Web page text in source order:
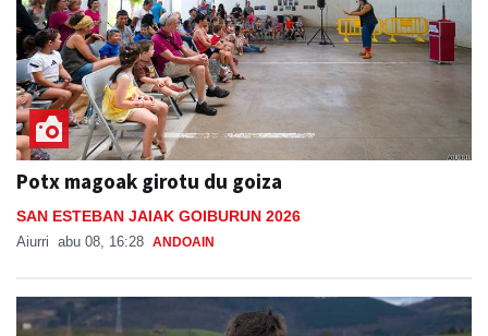
Potx magoak girotu du goiza
SAN ESTEBAN JAIAK GOIBURUN 2026
Aiurri abu 08, 16:28 ANDOAIN